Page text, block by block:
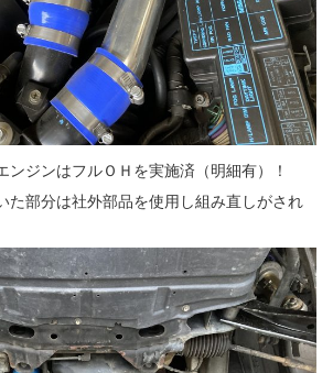
ンジンはフルＯＨを実施済（明細有）！
た部分は社外部品を使用し組み直しがされ